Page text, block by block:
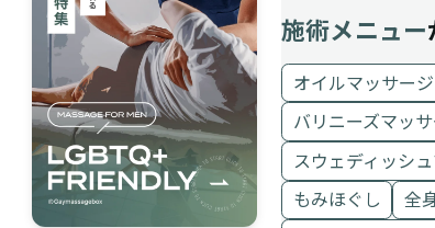
施術メニュー
オイルマッサージ
バリニーズマッ
スウェディッシ
もみほぐし
全